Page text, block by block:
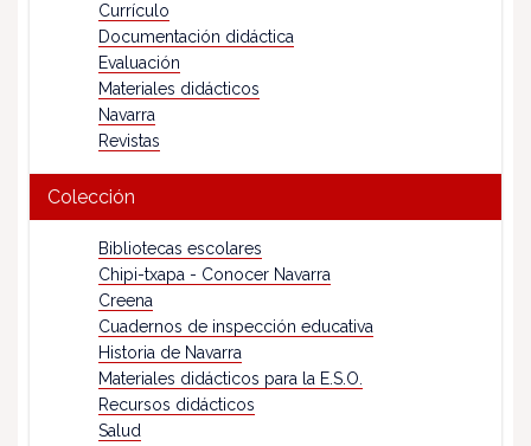
Currículo
Documentación didáctica
Evaluación
Materiales didácticos
Navarra
Revistas
Colección
Bibliotecas escolares
Chipi-txapa - Conocer Navarra
Creena
Cuadernos de inspección educativa
Historia de Navarra
Materiales didácticos para la E.S.O.
Recursos didácticos
Salud